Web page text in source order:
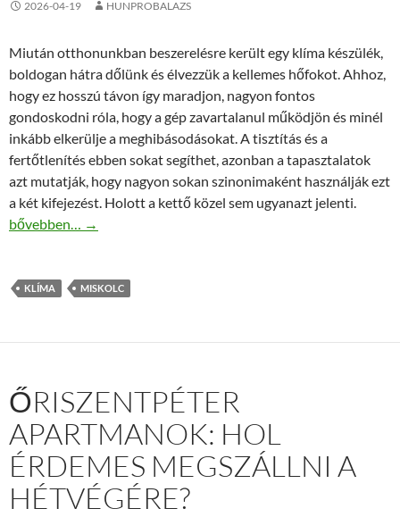
2026-04-19 HUNPROBALAZS
Miután otthonunkban beszerelésre került egy klíma készülék,
boldogan hátra dőlünk és élvezzük a kellemes hőfokot. Ahhoz,
hogy ez hosszú távon így maradjon, nagyon fontos
gondoskodni róla, hogy a gép zavartalanul működjön és minél
inkább elkerülje a meghibásodásokat. A tisztítás és a
fertőtlenítés ebben sokat segíthet, azonban a tapasztalatok
azt mutatják, hogy nagyon sokan szinonimaként használják ezt
a két kifejezést. Holott a kettő közel sem ugyanazt jelenti.
Klíma fertőtlenítés vagy tisztítás? Mi a különbség a kettő között?
bővebben… →
KLÍMA MISKOLC
ŐRISZENTPÉTER
APARTMANOK: HOL
ÉRDEMES MEGSZÁLLNI A
HÉTVÉGÉRE?